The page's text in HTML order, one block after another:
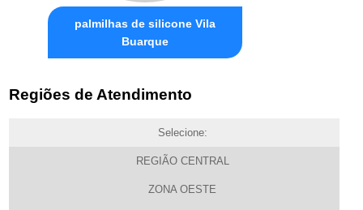
palmilhas de silicone Vila
Buarque
Regiões de Atendimento
Selecione:
REGIÃO CENTRAL
ZONA OESTE